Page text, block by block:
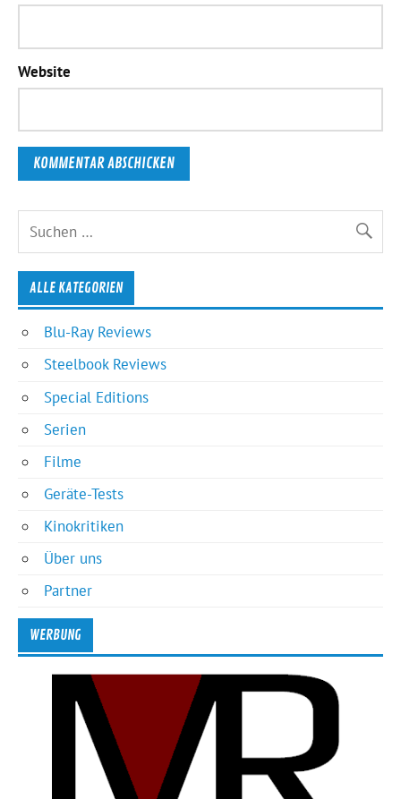
Website
ALLE KATEGORIEN
Blu-Ray Reviews
Steelbook Reviews
Special Editions
Serien
Filme
Geräte-Tests
Kinokritiken
Über uns
Partner
WERBUNG